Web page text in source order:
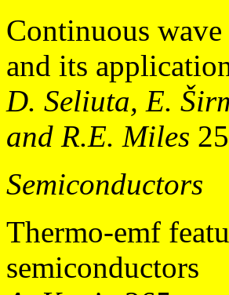
Continuous
and its
D. Seliuta, E.
and R.E. Miles
Semiconductors
Thermo-emf
semiconductors